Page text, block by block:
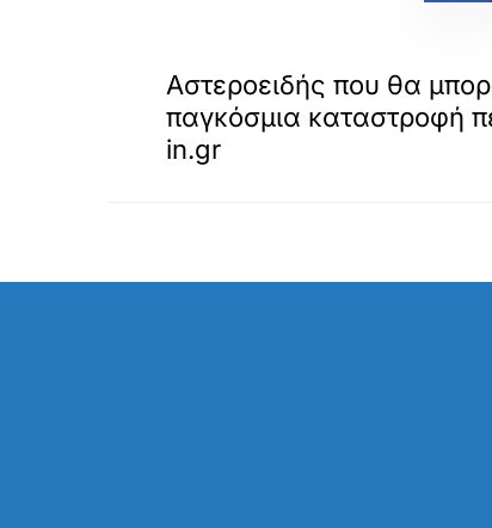
Αστεροειδής που θα
παγκόσμια καταστροφή
in.gr